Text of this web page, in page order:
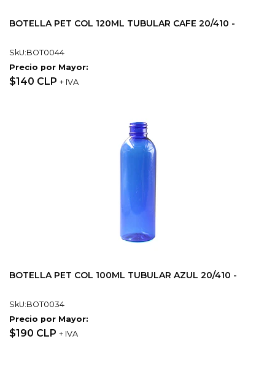
BOTELLA PET COL 120ML TUBULAR CAFE 20/410 -
SkU:BOT0044
Precio por Mayor:
$140 CLP + IVA
BOTELLA PET COL 100ML TUBULAR AZUL 20/410 -
SkU:BOT0034
Precio por Mayor:
$190 CLP + IVA